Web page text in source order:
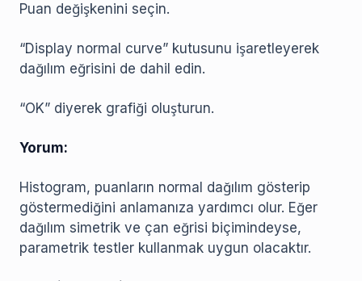
Puan değişkenini seçin.
“Display normal curve” kutusunu işaretleyerek
dağılım eğrisini de dahil edin.
“OK” diyerek grafiği oluşturun.
Yorum:
Histogram, puanların normal dağılım gösterip
göstermediğini anlamanıza yardımcı olur. Eğer
dağılım simetrik ve çan eğrisi biçimindeyse,
parametrik testler kullanmak uygun olacaktır.